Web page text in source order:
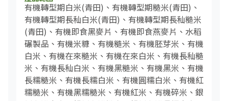
有機轉型期白米(青田)、有機轉型期糙米(青田)、
有機轉型期長秈白米(青田)、有機轉型期長秈糙米
(青田)、有機即食黑麥片、有機即食燕麥片、水稻
碾製品、有機米糠、有機糙米、有機胚芽米、有機
白米、有機在來糙米、有機在來白米、有機長秈糙
米、有機長秈白米、有機黑糙米、有機黑米、有機
長糯糙米、有機長糯白米、有機圓糯白米、有機紅
糯糙米、有機黑糯糙米、有機紅米、有機碎米、銀